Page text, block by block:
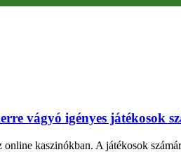
vágyó igényes játékosok
kaszinókban. A játékosok